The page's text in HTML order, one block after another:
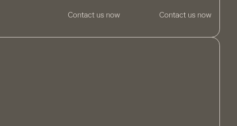
Contact us now Contact us now